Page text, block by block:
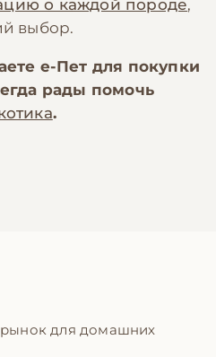
о каждой породе,
выбор.
е-Пет для покупки
рады помочь
.
для домашних